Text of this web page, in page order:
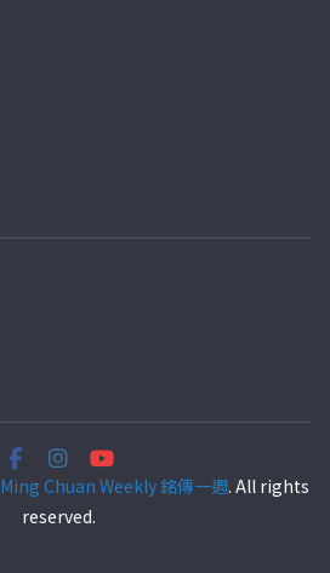
Ming Chuan Weekly 銘傳一週. All rights
reserved.